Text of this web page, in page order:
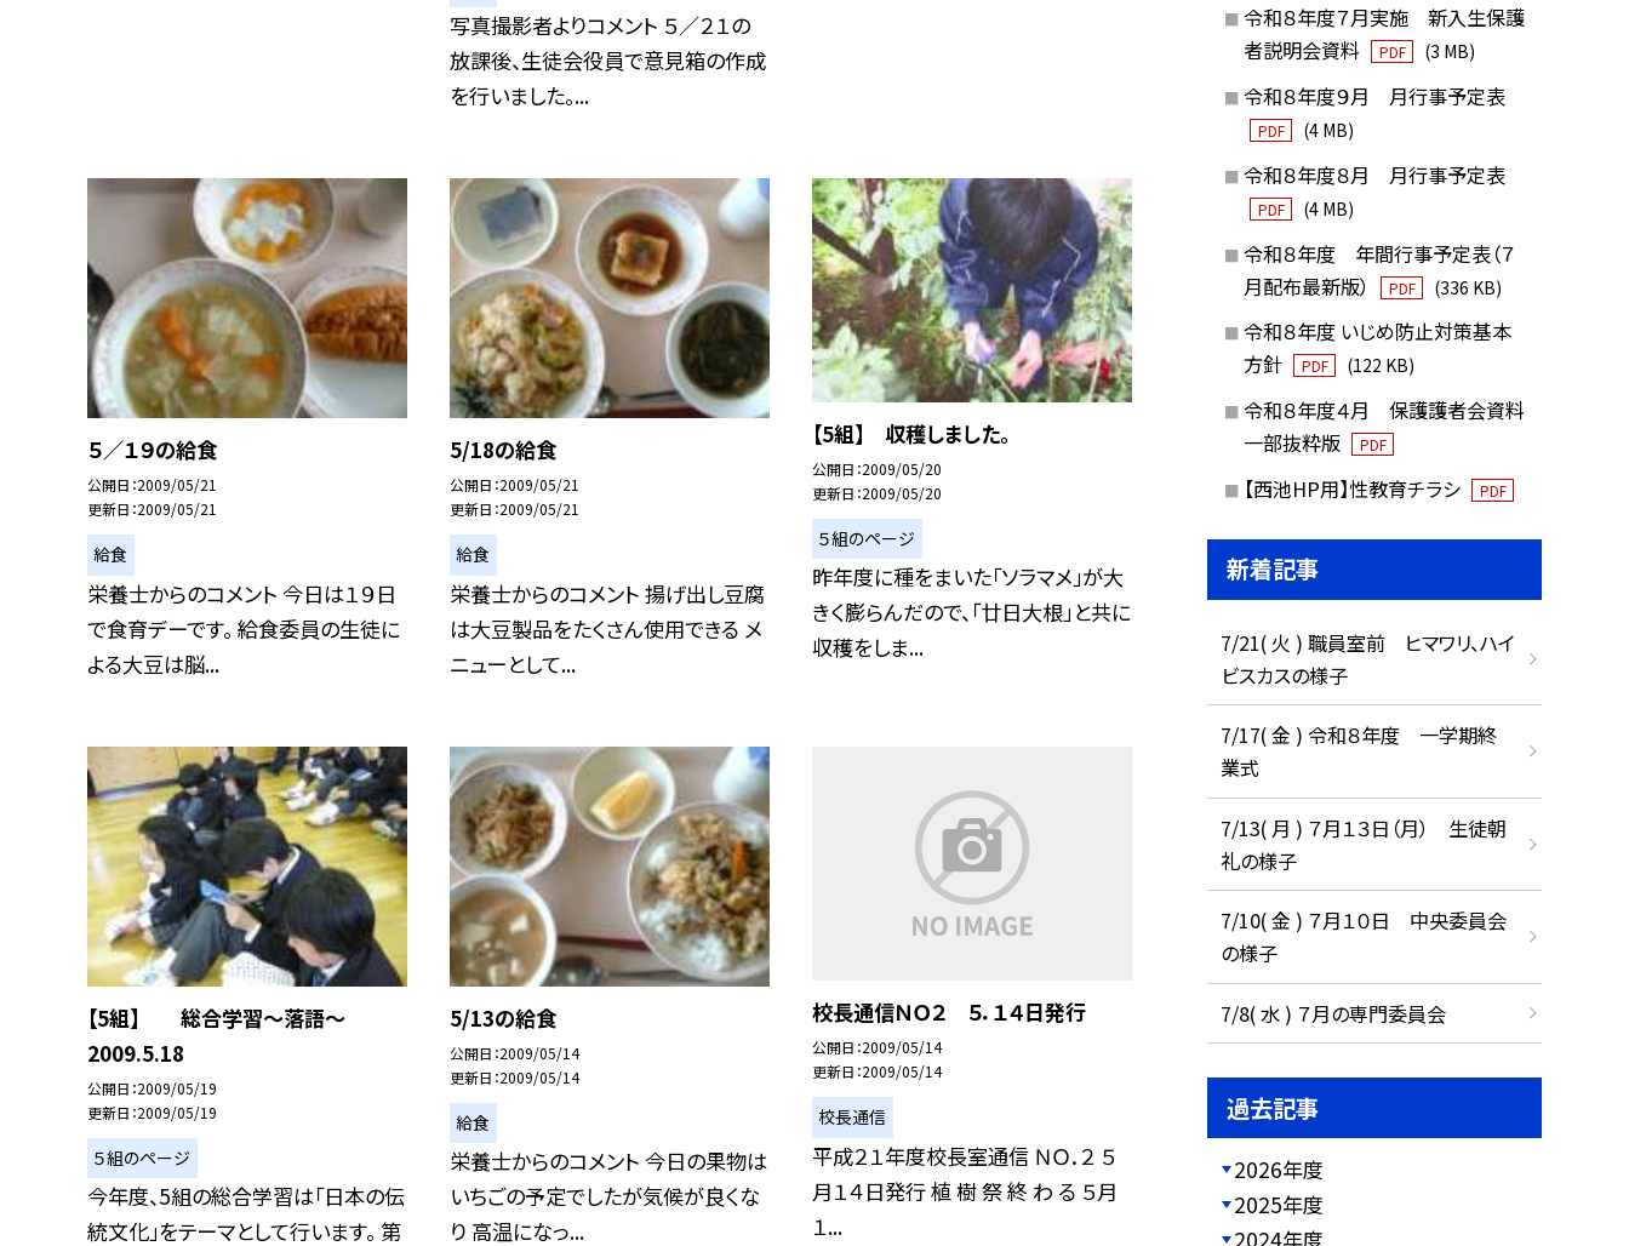
写真撮影者よりコメント ５／２１の
放課後、生徒会役員で意見箱の作成
を行いました。...
５／１９の給食
公開日 2009/05/21
更新日 2009/05/21
給食
栄養士からのコメント 今日は１９日
で食育デーです。 給食委員の生徒に
よる大豆は脳...
5/18の給食
公開日 2009/05/21
更新日 2009/05/21
給食
栄養士からのコメント 揚げ出し豆腐
は大豆製品をたくさん使用できる メ
ニューとして...
【5組】 収穫しました。
公開日 2009/05/20
更新日 2009/05/20
５組のページ
昨年度に種をまいた「ソラマメ」が大
きく膨らんだので、「廿日大根」と共に
収穫をしま...
【5組】 総合学習〜落語〜
2009.5.18
公開日 2009/05/19
更新日 2009/05/19
５組のページ
今年度、5組の総合学習は「日本の伝
統文化」をテーマとして行います。 第
5/13の給食
公開日 2009/05/14
更新日 2009/05/14
給食
栄養士からのコメント 今日の果物は
いちごの予定でしたが気候が良くな
り 高温になっ...
校長通信ＮＯ２ ５．１４日発行
公開日 2009/05/14
更新日 2009/05/14
校長通信
平成２１年度校長室通信 ＮＯ．２ ５
月１４日発行 植 樹 祭 終 わ る ５月
１...
令和８年度７月実施 新入生保護
者説明会資料
PDF (3 MB)
令和８年度９月 月行事予定表
PDF (4 MB)
令和８年度８月 月行事予定表
PDF (4 MB)
令和８年度 年間行事予定表（７
月配布最新版）
PDF (336 KB)
令和８年度 いじめ防止対策基本
方針
PDF (122 KB)
令和８年度４月 保護護者会資料
一部抜粋版
PDF
【西池HP用】性教育チラシ PDF
新着記事
7/21( 火 ) 職員室前 ヒマワリ、ハイ
ビスカスの様子
7/17( 金 ) 令和８年度 一学期終
業式
7/13( 月 ) ７月１３日（月） 生徒朝
礼の様子
7/10( 金 ) ７月１０日 中央委員会
の様子
7/8( 水 ) ７月の専門委員会
過去記事
2026年度
2025年度
2024年度